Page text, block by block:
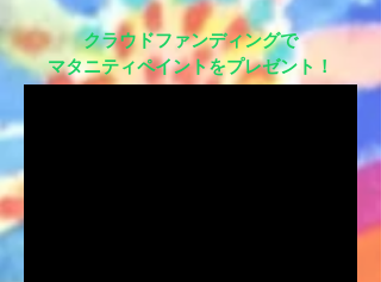
クラウドファンディングで
マタニティペイントをプレゼント！